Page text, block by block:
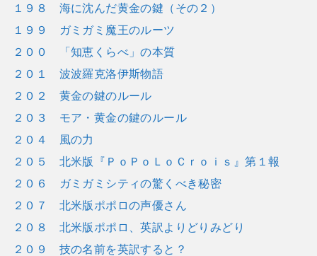
１９８ 海に沈んだ黄金の鍵（その２）
１９９ ガミガミ魔王のルーツ
２００ 「知恵くらべ」の本質
２０１ 波波羅克洛伊斯物語
２０２ 黄金の鍵のルール
２０３ モア・黄金の鍵のルール
２０４ 風の力
２０５ 北米版『ＰｏＰｏＬｏＣｒｏｉｓ』第１報
２０６ ガミガミシティの驚くべき秘密
２０７ 北米版ポポロの声優さん
２０８ 北米版ポポロ、英訳よりどりみどり
２０９ 技の名前を英訳すると？